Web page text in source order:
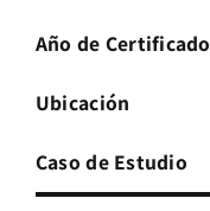
Año de Certificado
Ubicación
Caso de Estudio